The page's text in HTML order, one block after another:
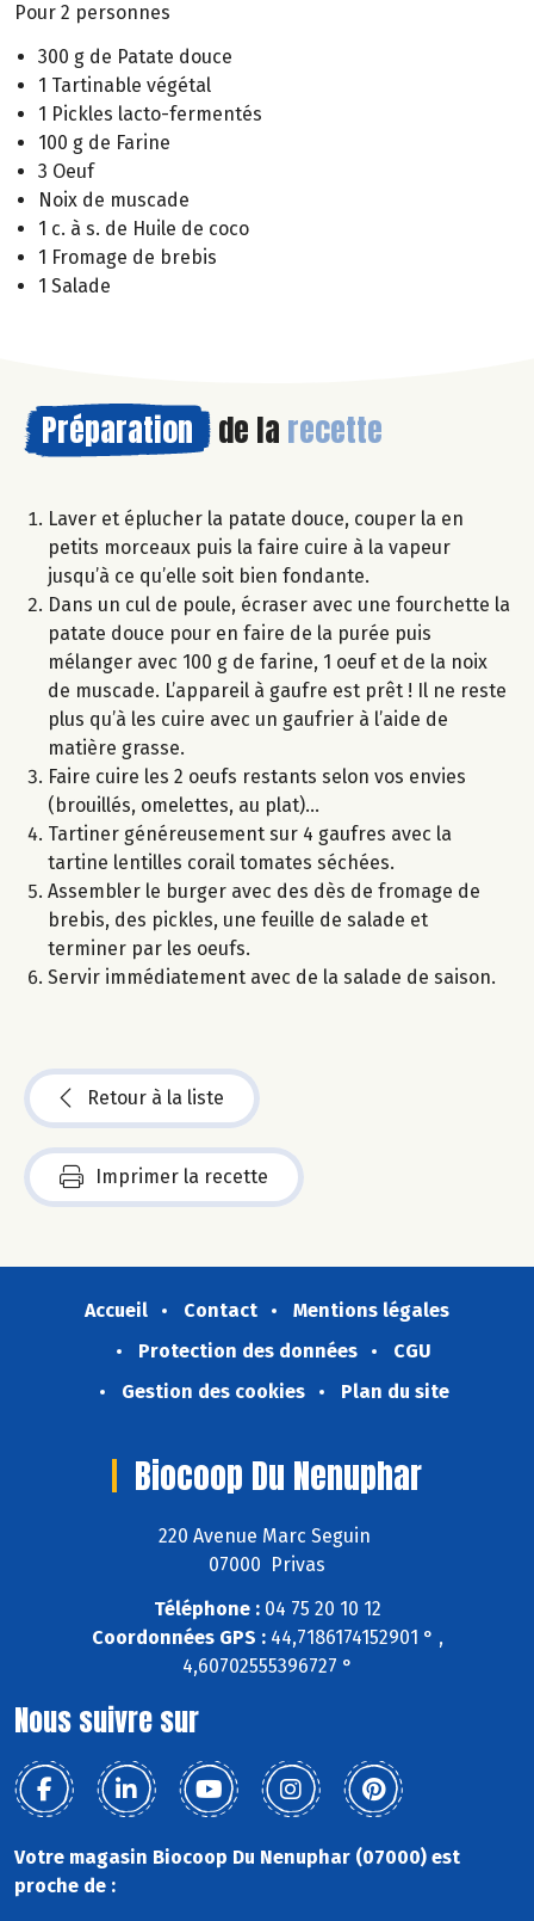
Pour 2 personnes
300 g de Patate douce
1 Tartinable végétal
1 Pickles lacto-fermentés
100 g de Farine
3 Oeuf
Noix de muscade
1 c. à s. de Huile de coco
1 Fromage de brebis
1 Salade
Préparation de la recette
Laver et éplucher la patate douce, couper la en
petits morceaux puis la faire cuire à la vapeur
jusqu’à ce qu’elle soit bien fondante.
Dans un cul de poule, écraser avec une fourchette la
patate douce pour en faire de la purée puis
mélanger avec 100 g de farine, 1 oeuf et de la noix
de muscade. L’appareil à gaufre est prêt ! Il ne reste
plus qu’à les cuire avec un gaufrier à l’aide de
matière grasse.
Faire cuire les 2 oeufs restants selon vos envies
(brouillés, omelettes, au plat)…
Tartiner généreusement sur 4 gaufres avec la
tartine lentilles corail tomates séchées.
Assembler le burger avec des dès de fromage de
brebis, des pickles, une feuille de salade et
terminer par les oeufs.
Servir immédiatement avec de la salade de saison.
Retour à la liste
Imprimer la recette
Accueil Contact
Mentions légales
Protection des données
CGU
Gestion des cookies
Plan du site
Biocoop Du Nenuphar
220 Avenue Marc Seguin
07000 Privas
Téléphone :04 75 20 10 12
Coordonnées GPS :44,7186174152901 ° ,
4,60702555396727 °
Nous suivre sur
Votre magasin Biocoop Du Nenuphar (07000) est
proche de :